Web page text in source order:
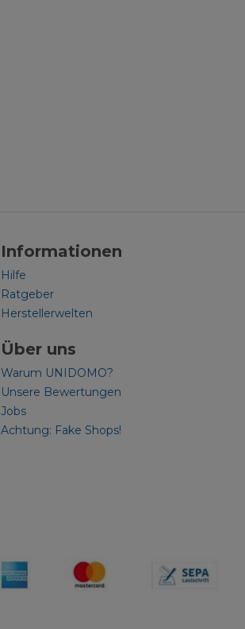
Informationen
Hilfe
Ratgeber
Herstellerwelten
Über uns
Warum UNIDOMO?
Unsere Bewertungen
Jobs
Achtung: Fake Shops!